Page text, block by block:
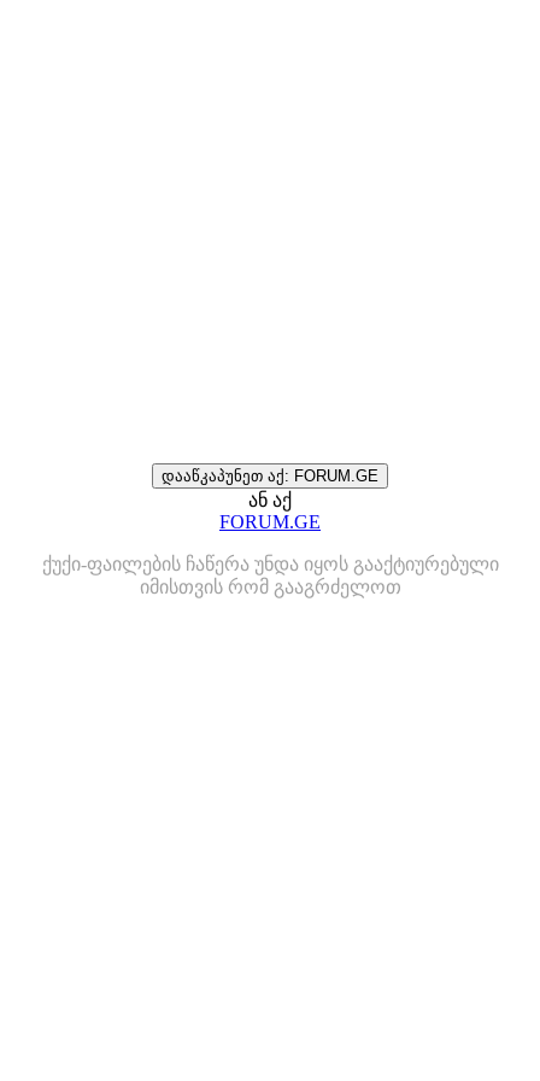
დააწკაპუნეთ აქ: FORUM.GE
ან აქ
FORUM.GE
ქუქი-ფაილების ჩაწერა უნდა იყოს გააქტიურებული
იმისთვის რომ გააგრძელოთ